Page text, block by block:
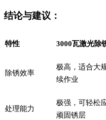
结论与建议：
特性 3000瓦激光除
除锈效率
极高，适合大
续作业
处理能力
极强，可轻松
顽固锈层